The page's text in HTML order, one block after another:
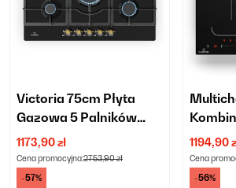
Victoria 75cm Płyta
Gazowa 5 Palników
Czarny
1173,90 zł
Cena promocyjna:2753,90 zł
-57%
1194,90
Cena
-56%